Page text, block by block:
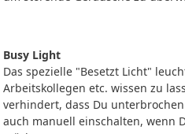
Busy Light
Das spezielle "Besetzt Licht"
Arbeitskollegen etc. wissen zu
verhindert, dass Du
auch manuell einschalten, wenn